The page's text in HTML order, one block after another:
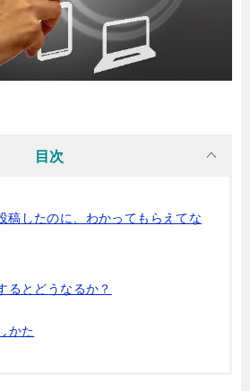
目次
稿したのに、わかってもらえてな
るとどうなるか？
かた